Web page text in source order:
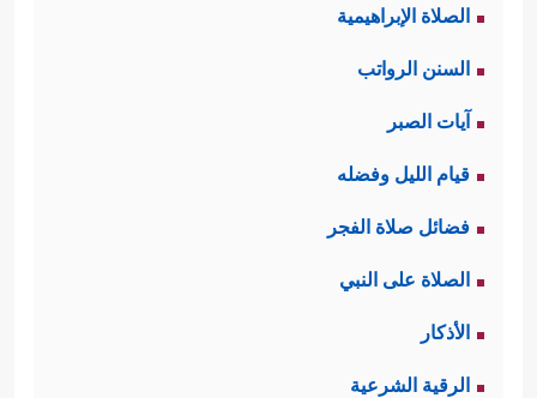
الصلاة الإبراهيمية
السنن الرواتب
آيات الصبر
قيام الليل وفضله
فضائل صلاة الفجر
الصلاة على النبي
الأذكار
الرقية الشرعية